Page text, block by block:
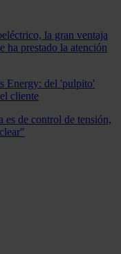
la gran ventaja
ha prestado la atención
Energy: del 'pulpito'
cliente
de control de tensión,